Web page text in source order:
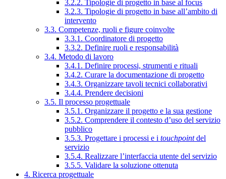
3.2.2. Tipologie di progetto in base al focus
3.2.3. Tipologie di progetto in base all’ambito di
intervento
3.3. Competenze, ruoli e figure coinvolte
3.3.1. Coordinatore di progetto
3.3.2. Definire ruoli e responsabilità
3.4. Metodo di lavoro
3.4.1. Definire processi, strumenti e rituali
3.4.2. Curare la documentazione di progetto
3.4.3. Organizzare tavoli tecnici collaborativi
3.4.4. Prendere decisioni
3.5. Il processo progettuale
3.5.1. Organizzare il progetto e la sua gestione
3.5.2. Comprendere il contesto d’uso del servizio
pubblico
3.5.3. Progettare i processi e i touchpointdel
servizio
3.5.4. Realizzare l’interfaccia utente del servizio
3.5.5. Validare la soluzione ottenuta
4. Ricerca progettuale